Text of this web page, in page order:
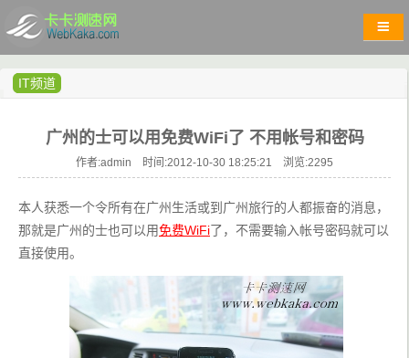
IT频道
广州的士可以用免费WiFi了 不用帐号和密码
作者:admin 时间:2012-10-30 18:25:21 浏览:2295
本人获悉一个令所有在广州生活或到广州旅行的人都振奋的消息，
那就是广州的士也可以用免费WiFi了，不需要输入帐号密码就可以
直接使用。